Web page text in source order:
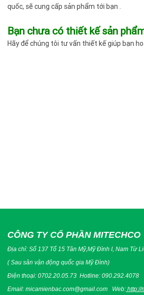
quốc, sẽ cung cấp sản phẩm tới bạn .
Bạn chưa có thiết kế sản
Hãy để chúng tôi tư vấn thiết kế giúp bạn
CÔNG TY CỔ PHẦN MITECHCO
Địa chỉ: Số 137 Tổ 15 Tân Mỹ,Mỹ Đình I, Nam Từ
( Sau sân vận động quốc gia Mỹ Đình)
Điện thoại: 0702.20.05.73 Hotline: 090.292.4078
Email: micamienbac.com@gmail.com Web: http://